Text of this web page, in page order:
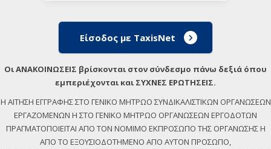
Είσοδος με TaxisNet
Οι ΑΝΑΚΟΙΝΩΣΕΙΣ βρίσκονται στον σύνδεσμο πάνω δεξιά όπου
εμπεριέχονται και ΣΥΧΝΕΣ ΕΡΩΤΗΣΕΙΣ.
Η ΑΙΤΗΣΗ ΕΓΓΡΑΦΗΣ ΣΤΟ ΓΕΝΙΚΟ ΜΗΤΡΩΟ ΣΥΝΔΙΚΑΛΙΣΤΙΚΩΝ ΟΡΓΑΝΩΣΕΩΝ
ΕΡΓΑΖΟΜΕΝΩΝ Η ΣΤΟ ΓΕΝΙΚΟ ΜΗΤΡΩΟ ΟΡΓΑΝΩΣΕΩΝ ΕΡΓΟΔΟΤΩΝ
ΠΡΑΓΜΑΤΟΠΟΙΕΙΤΑΙ ΑΠΟ ΤΟΝ ΝΟΜΙΜΟ ΕΚΠΡΟΣΩΠΟ ΤΗΣ ΟΡΓΑΝΩΣΗΣ Η
ΑΠΟ ΤΟ ΕΞΟΥΣΙΟΔΟΤΗΜΕΝΟ ΑΠΟ ΑΥΤΟΝ ΠΡΟΣΩΠΟ,